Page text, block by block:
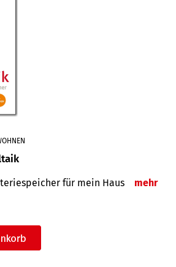
für mein Haus mehr